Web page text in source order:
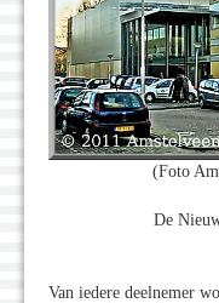
(Foto
De
Van iedere deelnemer